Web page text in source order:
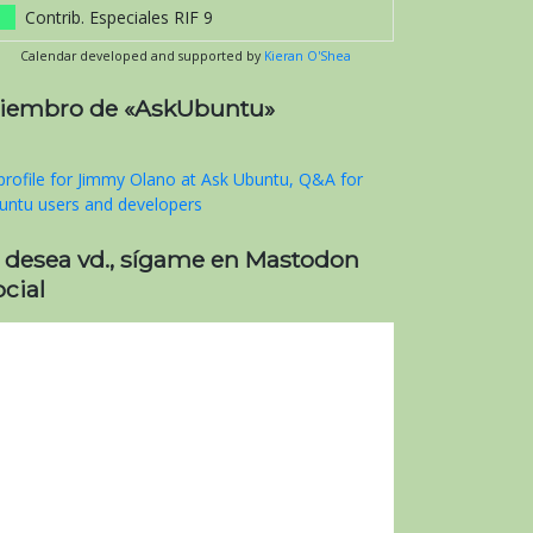
Contrib. Especiales RIF 9
Calendar developed and supported by Kieran O'Shea
de «AskUbuntu»
desea vd., sígame en Mastodon